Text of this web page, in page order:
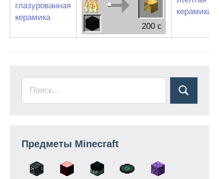
глазурованная
керамика
200 c
керамика
Предметы Minecraft